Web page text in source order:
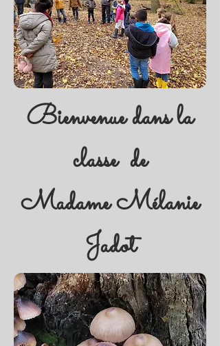
Bienvenue dans la
classe de
Madame Mélanie
Jadot